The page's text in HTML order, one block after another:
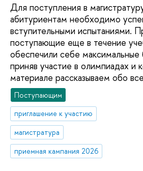
Для поступления в
абитуриентам необходимо
вступительными испытаниями.
поступающие еще в течение
обеспечили себе максимальные
приняв участие в олимпиадах и
материале рассказываем обо
Поступающим
приглашение к участию
магистратура
приемная кампания 2026